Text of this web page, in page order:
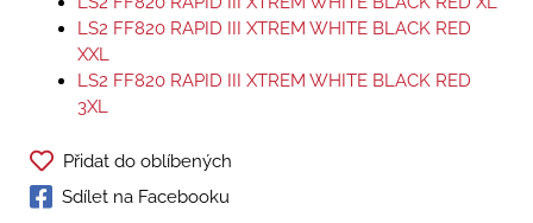
LS2 FF820 RAPID III XTREM WHITE BLACK RED
XXL
LS2 FF820 RAPID III XTREM WHITE BLACK RED
3XL
Přidat do oblíbených
Sdílet na Facebooku